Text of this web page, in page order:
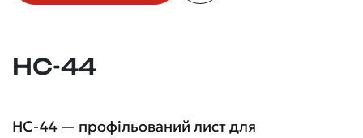
НС-44
НС-44 — профільований лист для